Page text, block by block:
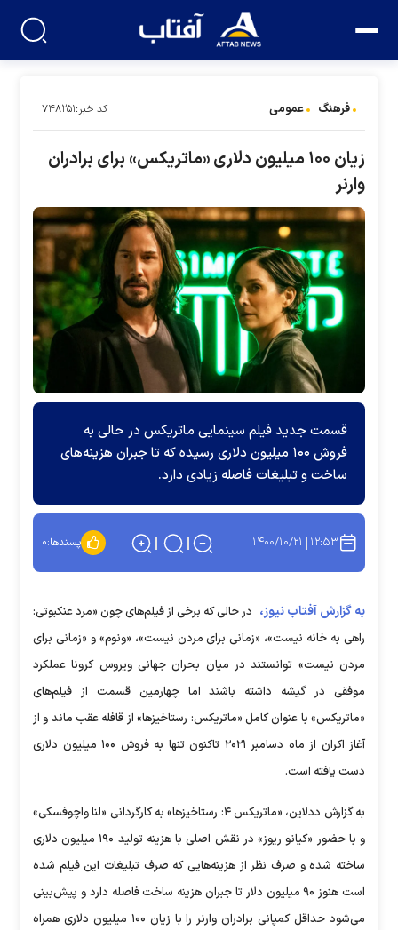
فرهنگ عمومی کد خبر:۷۴۸۲۵۱
زیان ۱۰۰ میلیون دلاری «ماتریکس» برای برادران
وارنر
قسمت جدید فیلم سینمایی ماتریکس در حالی به
فروش ۱۰۰ میلیون دلاری رسیده که تا جبران هزینه‌های
ساخت و تبلیغات فاصله زیادی دارد.
۱۲:۵۳ ۱۴۰۰/۱۰/۲۱ پسندها:۰
به گزارش آفتاب نیوز، در حالی که برخی از فیلم‌های چون «مرد عنکبوتی:
راهی به خانه نیست»، «زمانی برای مردن نیست»، «ونوم» و «زمانی برای
مردن نیست» توانستند در میان بحران جهانی ویروس کرونا عملکرد
موفقی در گیشه داشته باشند اما چهارمین قسمت از فیلم‌های
«ماتریکس» با عنوان کامل «ماتریکس: رستاخیزها» از قافله عقب ماند و از
آغاز اکران از ماه دسامبر ۲۰۲۱ تاکنون تنها به فروش ۱۰۰ میلیون دلاری
دست یافته است.
به گزارش ددلاین، «ماتریکس ۴: رستاخیزها» به کارگردانی «لنا واچوفسکی»
و با حضور «کیانو ریوز» در نقش اصلی با هزینه تولید ۱۹۰ میلیون دلاری
ساخته شده و صرف نظر از هزینه‌هایی که صرف تبلیغات این فیلم شده
است هنوز ۹۰ میلیون دلار تا جبران هزینه ساخت فاصله دارد و پیش‌بینی
می‌شود حداقل کمپانی برادران وارنر را با زیان ۱۰۰ میلیون دلاری همراه